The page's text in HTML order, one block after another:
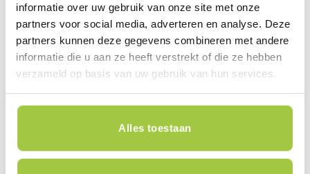
informatie over uw gebruik van onze site met onze
partners voor social media, adverteren en analyse. Deze
partners kunnen deze gegevens combineren met andere
informatie die u aan ze heeft verstrekt of die ze hebben
verzameld op basis van uw gebruik van hun services.
Alles toestaan
Van Beekstraat 7
1121 ND Landsmeer
+31 (0) 85-7735355
WhatsApp +31 (0)6 53 47 72 28